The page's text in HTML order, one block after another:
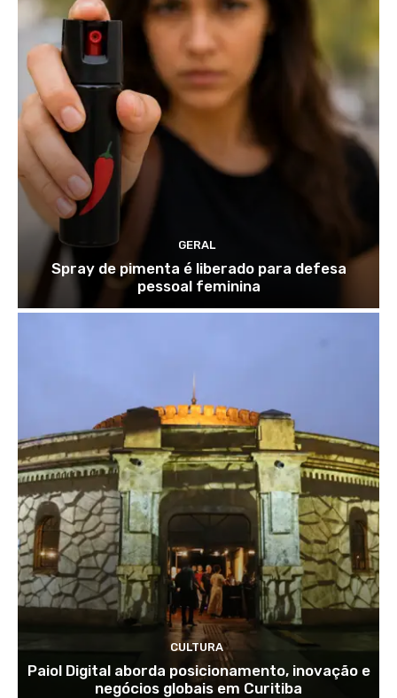
GERAL
Spray de pimenta é liberado para defesa
pessoal feminina
CULTURA
Paiol Digital aborda posicionamento, inovação e
negócios globais em Curitiba